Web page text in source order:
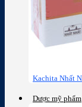
Kachita Nhất
Dược mỹ phẩm